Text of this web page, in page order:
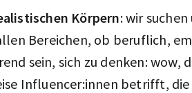
Körpern: wir
Bereichen, ob beruflich,
sein, sich zu denken: wow,
Influencer:innen betrifft,